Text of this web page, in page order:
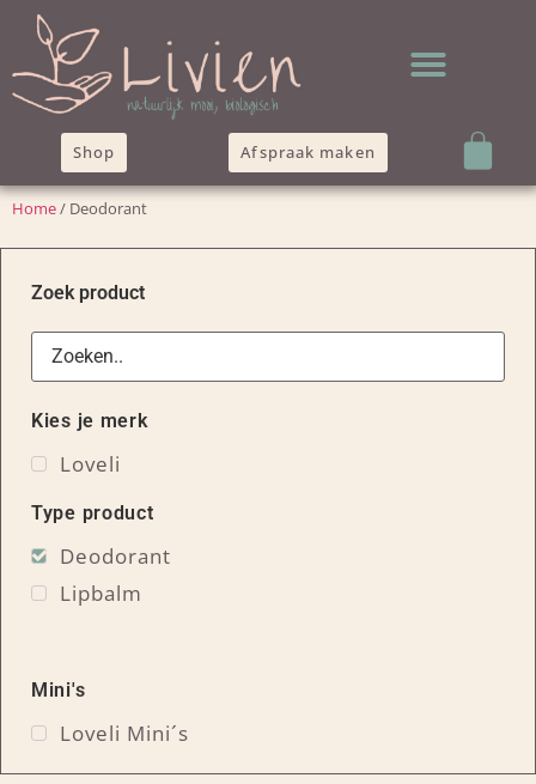
Shop Afspraak maken
Home/ Deodorant
Zoek product
Kies je merk
Loveli
Type product
Deodorant
Lipbalm
Mini's
Loveli Mini´s